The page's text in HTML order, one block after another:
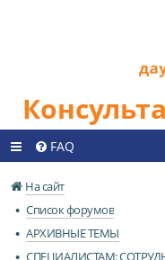
FAQ
На сайт
Список форумов
АРХИВНЫЕ ТЕМЫ
СПЕЦИАЛИСТАМ: